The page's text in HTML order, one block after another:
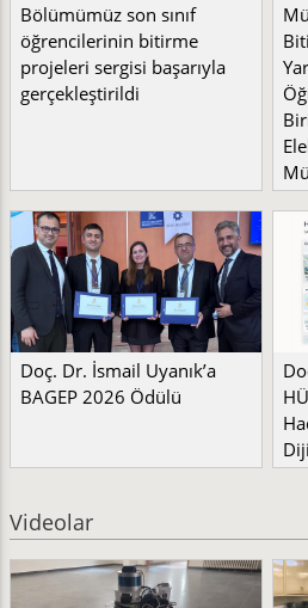
Bölümümüz son sınıf
öğrencilerinin bitirme
projeleri sergisi başarıyla
gerçekleştirildi
Doç. Dr. İsmail Uyanık’a
BAGEP 2026 Ödülü
Videolar